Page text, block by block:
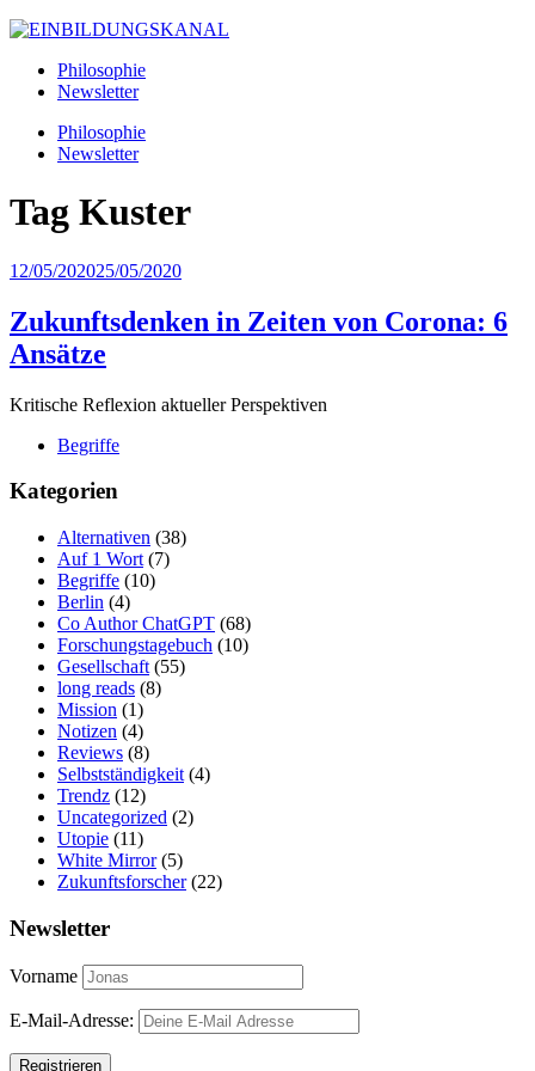
Philosophie
Newsletter
Philosophie
Newsletter
Tag Kuster
12/05/202025/05/2020
Zukunftsdenken in Zeiten von Corona: 6
Ansätze
Kritische Reflexion aktueller Perspektiven
Begriffe
Kategorien
Alternativen (38)
Auf 1 Wort (7)
Begriffe (10)
Berlin (4)
Co Author ChatGPT (68)
Forschungstagebuch (10)
Gesellschaft (55)
long reads (8)
Mission (1)
Notizen (4)
Reviews (8)
Selbstständigkeit (4)
Trendz (12)
Uncategorized (2)
Utopie (11)
White Mirror(5)
Zukunftsforscher(22)
Newsletter
Vorname
E-Mail-Adresse: